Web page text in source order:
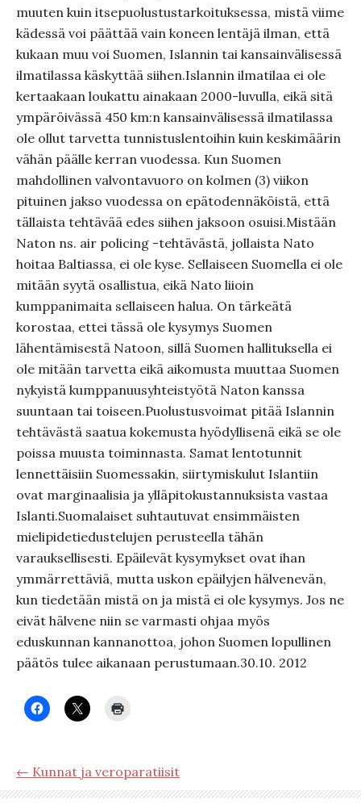
muuten kuin itsepuolustustarkoituksessa, mistä viime
kädessä voi päättää vain koneen lentäjä ilman, että
kukaan muu voi Suomen, Islannin tai kansainvälisessä
ilmatilassa käskyttää siihen.Islannin ilmatilaa ei ole
kertaakaan loukattu ainakaan 2000-luvulla, eikä sitä
ympäröivässä 450 km:n kansainvälisessä ilmatilassa
ole ollut tarvetta tunnistuslentoihin kuin keskimäärin
vähän päälle kerran vuodessa. Kun Suomen
mahdollinen valvontavuoro on kolmen (3) viikon
pituinen jakso vuodessa on epätodennäköistä, että
tällaista tehtävää edes siihen jaksoon osuisi.Mistään
Naton ns. air policing -tehtävästä, jollaista Nato
hoitaa Baltiassa, ei ole kyse. Sellaiseen Suomella ei ole
mitään syytä osallistua, eikä Nato liioin
kumppanimaita sellaiseen halua. On tärkeätä
korostaa, ettei tässä ole kysymys Suomen
lähentämisestä Natoon, sillä Suomen hallituksella ei
ole mitään tarvetta eikä aikomusta muuttaa Suomen
nykyistä kumppanuusyhteistyötä Naton kanssa
suuntaan tai toiseen.Puolustusvoimat pitää Islannin
tehtävästä saatua kokemusta hyödyllisenä eikä se ole
poissa muusta toiminnasta. Samat lentotunnit
lennettäisiin Suomessakin, siirtymiskulut Islantiin
ovat marginaalisia ja ylläpitokustannuksista vastaa
Islanti.Suomalaiset suhtautuvat ensimmäisten
mielipidetiedustelujen perusteella tähän
varauksellisesti. Epäilevät kysymykset ovat ihan
ymmärrettäviä, mutta uskon epäilyjen hälvenevän,
kun tiedetään mistä on ja mistä ei ole kysymys. Jos ne
eivät hälvene niin se varmasti ohjaa myös
eduskunnan kannanottoa, johon Suomen lopullinen
päätös tulee aikanaan perustumaan.30.10. 2012
← Kunnat ja veroparatiisit